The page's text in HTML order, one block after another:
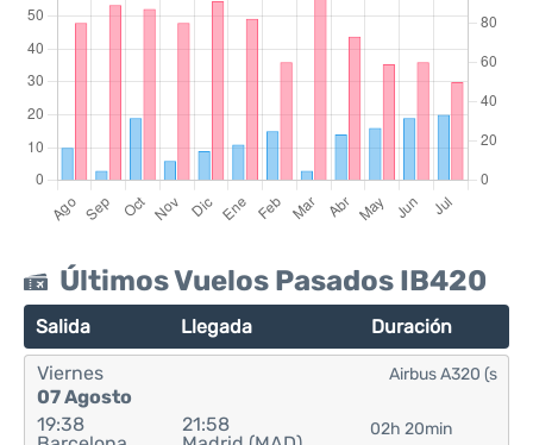
Últimos Vuelos Pasados IB420
Salida Llegada Duración
Viernes
07 Agosto
19:38
21:58
02h 20min
Airbus A320 (s